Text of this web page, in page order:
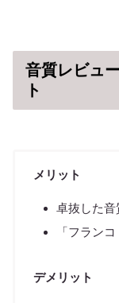
音質レビュ
ト
メリット
卓抜した音
「フラン
デメリット